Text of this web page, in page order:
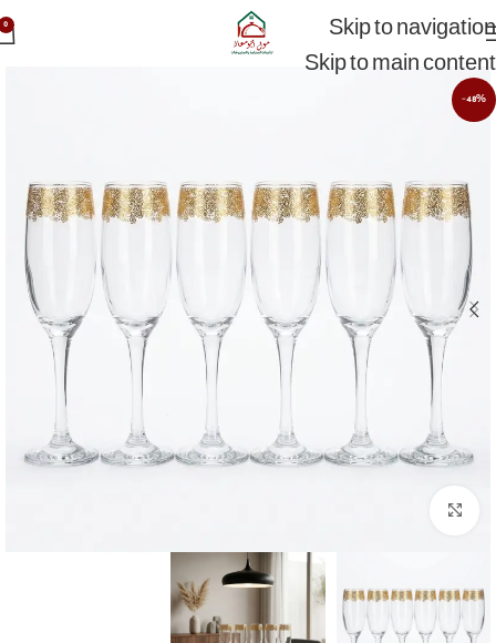
Skip to navigation
Skip to main content
0
-48%